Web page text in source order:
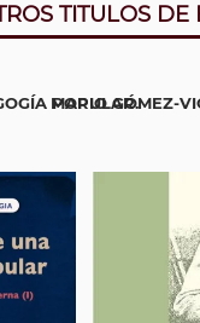
TITULOS
POPULAR.
MARIO GÓMEZ-